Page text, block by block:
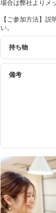
場合は弊社よりメ
【ご参加方法】
い。
持ち物
備考